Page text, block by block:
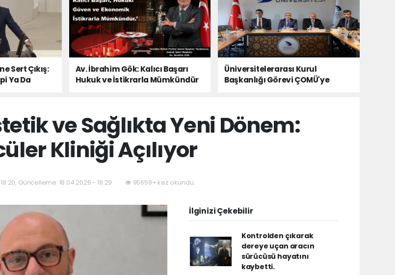
Sert Çıkış:
Ya Da
Av. İbrahim Gök: Kalıcı Başarı
Hukuk ve İstikrarla Mümkündür
Üniversitelerarası Kurul
Başkanlığı Görevi ÇOMÜ'ye
ve Sağlıkta Yeni Dönem:
Kliniği Açılıyor
Güncelleme: 18.04.2026 - 18:29 95659+ kez okundu.
İlginizi Çekebilir
Kontrolden çıkarak
dereye uçan aracın
sürücüsü hayatını
kaybetti.